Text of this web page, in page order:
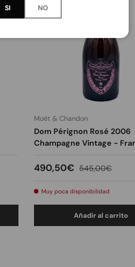
Moët & Chandon
Dom Pérignon Rosé 2006
Champagne Vintage -
Precio de venta
490,50€ Precio normal
545,00€
Muy poca disponibilidad
Añadir al carrito
SI NO